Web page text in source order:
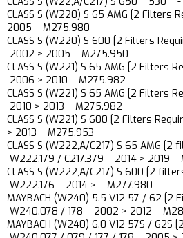
CLASS S (W220) S 65 AMG [2
2005 M275.980
CLASS S (W220) S 600 [2 Filters
2002 > 2005 M275.950
CLASS S (W221) S 65 AMG [2
2006 > 2010 M275.982
CLASS S (W221) S 65 AMG [2
2010 > 2013 M275.982
CLASS S (W221) S 600 [2 Filters
> 2013 M275.953
CLASS S (W222,A/C217) S 65 AMG
W222.179 / C217.379 2014 > 2019
CLASS S (W222,A/C217) S 600 [2
W222.176 2014 > M277.980
MAYBACH (W240) 5.5 V12 57 / 62
W240.078 / 178 2002 > 2012
MAYBACH (W240) 6.0 V12 57S /